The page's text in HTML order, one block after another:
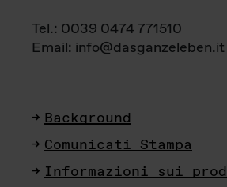
Tel.: 0039 0474 771510
Email: info@dasganzeleben.it
Background
Comunicati Stampa
Informazioni sui